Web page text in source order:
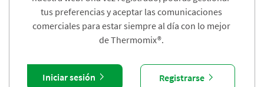
tus preferencias y aceptar las comunicaciones
comerciales para estar siempre al día con lo mejor
de Thermomix®.
Iniciar sesión Registrarse